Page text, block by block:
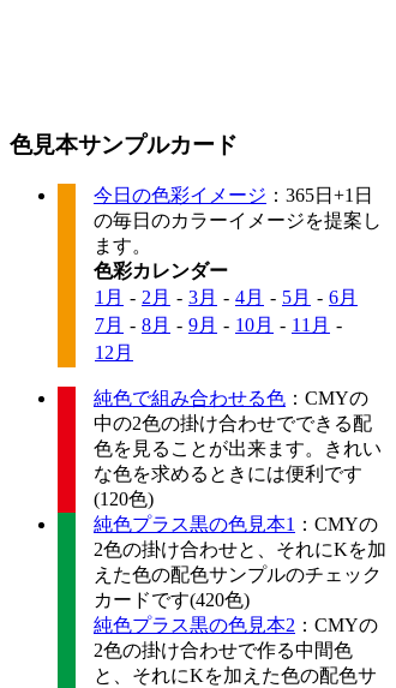
色見本サンプルカード
今日の色彩イメージ ：365日+1日
の毎日のカラーイメージを提案し
ます。
色彩カレンダー
1月 - 2月 - 3月 - 4月 - 5月 - 6月
7月 - 8月 - 9月 - 10月 - 11月 -
12月
純色で組み合わせる色 ：CMYの
中の2色の掛け合わせでできる配
色を見ることが出来ます。きれい
な色を求めるときには便利です
(120色)
純色プラス黒の色見本1 ：CMYの
2色の掛け合わせと、それにKを加
えた色の配色サンプルのチェック
カードです(420色)
純色プラス黒の色見本2 ：CMYの
2色の掛け合わせで作る中間色
と、それにKを加えた色の配色サ